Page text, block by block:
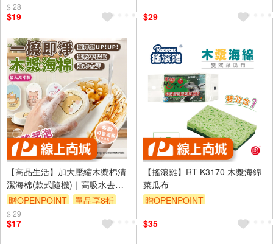
$ 28
$19
$29
【高品生活】加大壓縮木漿棉清
潔海棉(款式隨機)｜高吸水去污
｜廚房洗碗洗車多用途海棉
贈OPENPOINT 單品享8折
$ 29
$17
【搖滾雞】RT-K3170 木漿海綿
菜瓜布
贈OPENPOINT
$35